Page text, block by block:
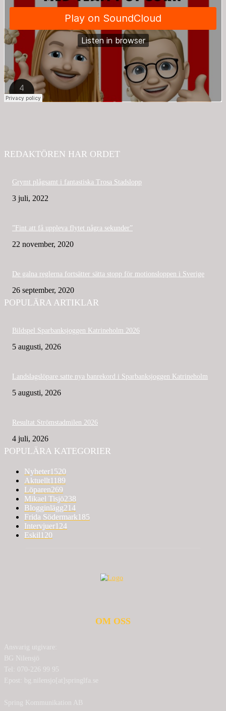
REDAKTÖREN HAR ORDET
Grymt plågsamt i fantastiska Trosa Stadslopp
3 juli, 2022
”Fint att få uppleva flytet några sekunder”
22 november, 2020
De galna reglerna fortsätter sätta stopp för motionsloppen i Sverige
26 september, 2020
POPULÄRA ARTIKLAR
Bildspel Sparbanksjoggen Katrineholm 2026
5 augusti, 2026
Landslagslöpare satte nya banrekord i Sparbanksjoggen Katrineholm
5 augusti, 2026
Resultat Strömstadmilen 2026
4 juli, 2026
POPULÄRA KATEGORIER
Nyheter1520
Aktuellt1189
Löparen269
Mikael Tisjö238
Blogginlägg214
Frida Södermark185
Intervjuer124
Eskil120
OM OSS
Ansvarig utgivare:
BG Nilensjö
Tel: 070-226 99 95
Epost: bg.nilensjo[at]springlfa.se
Spring Kommunikation AB